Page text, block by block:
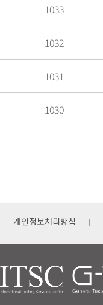
1033
1032
1031
1030
개인정보처리방침